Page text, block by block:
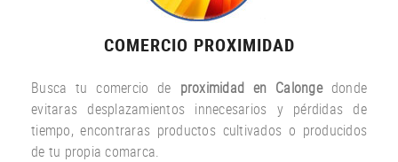
COMERCIO PROXIMIDAD
Busca tu comercio de proximidad en Calongedonde
evitaras desplazamientos innecesarios y pérdidas de
tiempo, encontraras productos cultivados o producidos
de tu propia comarca.